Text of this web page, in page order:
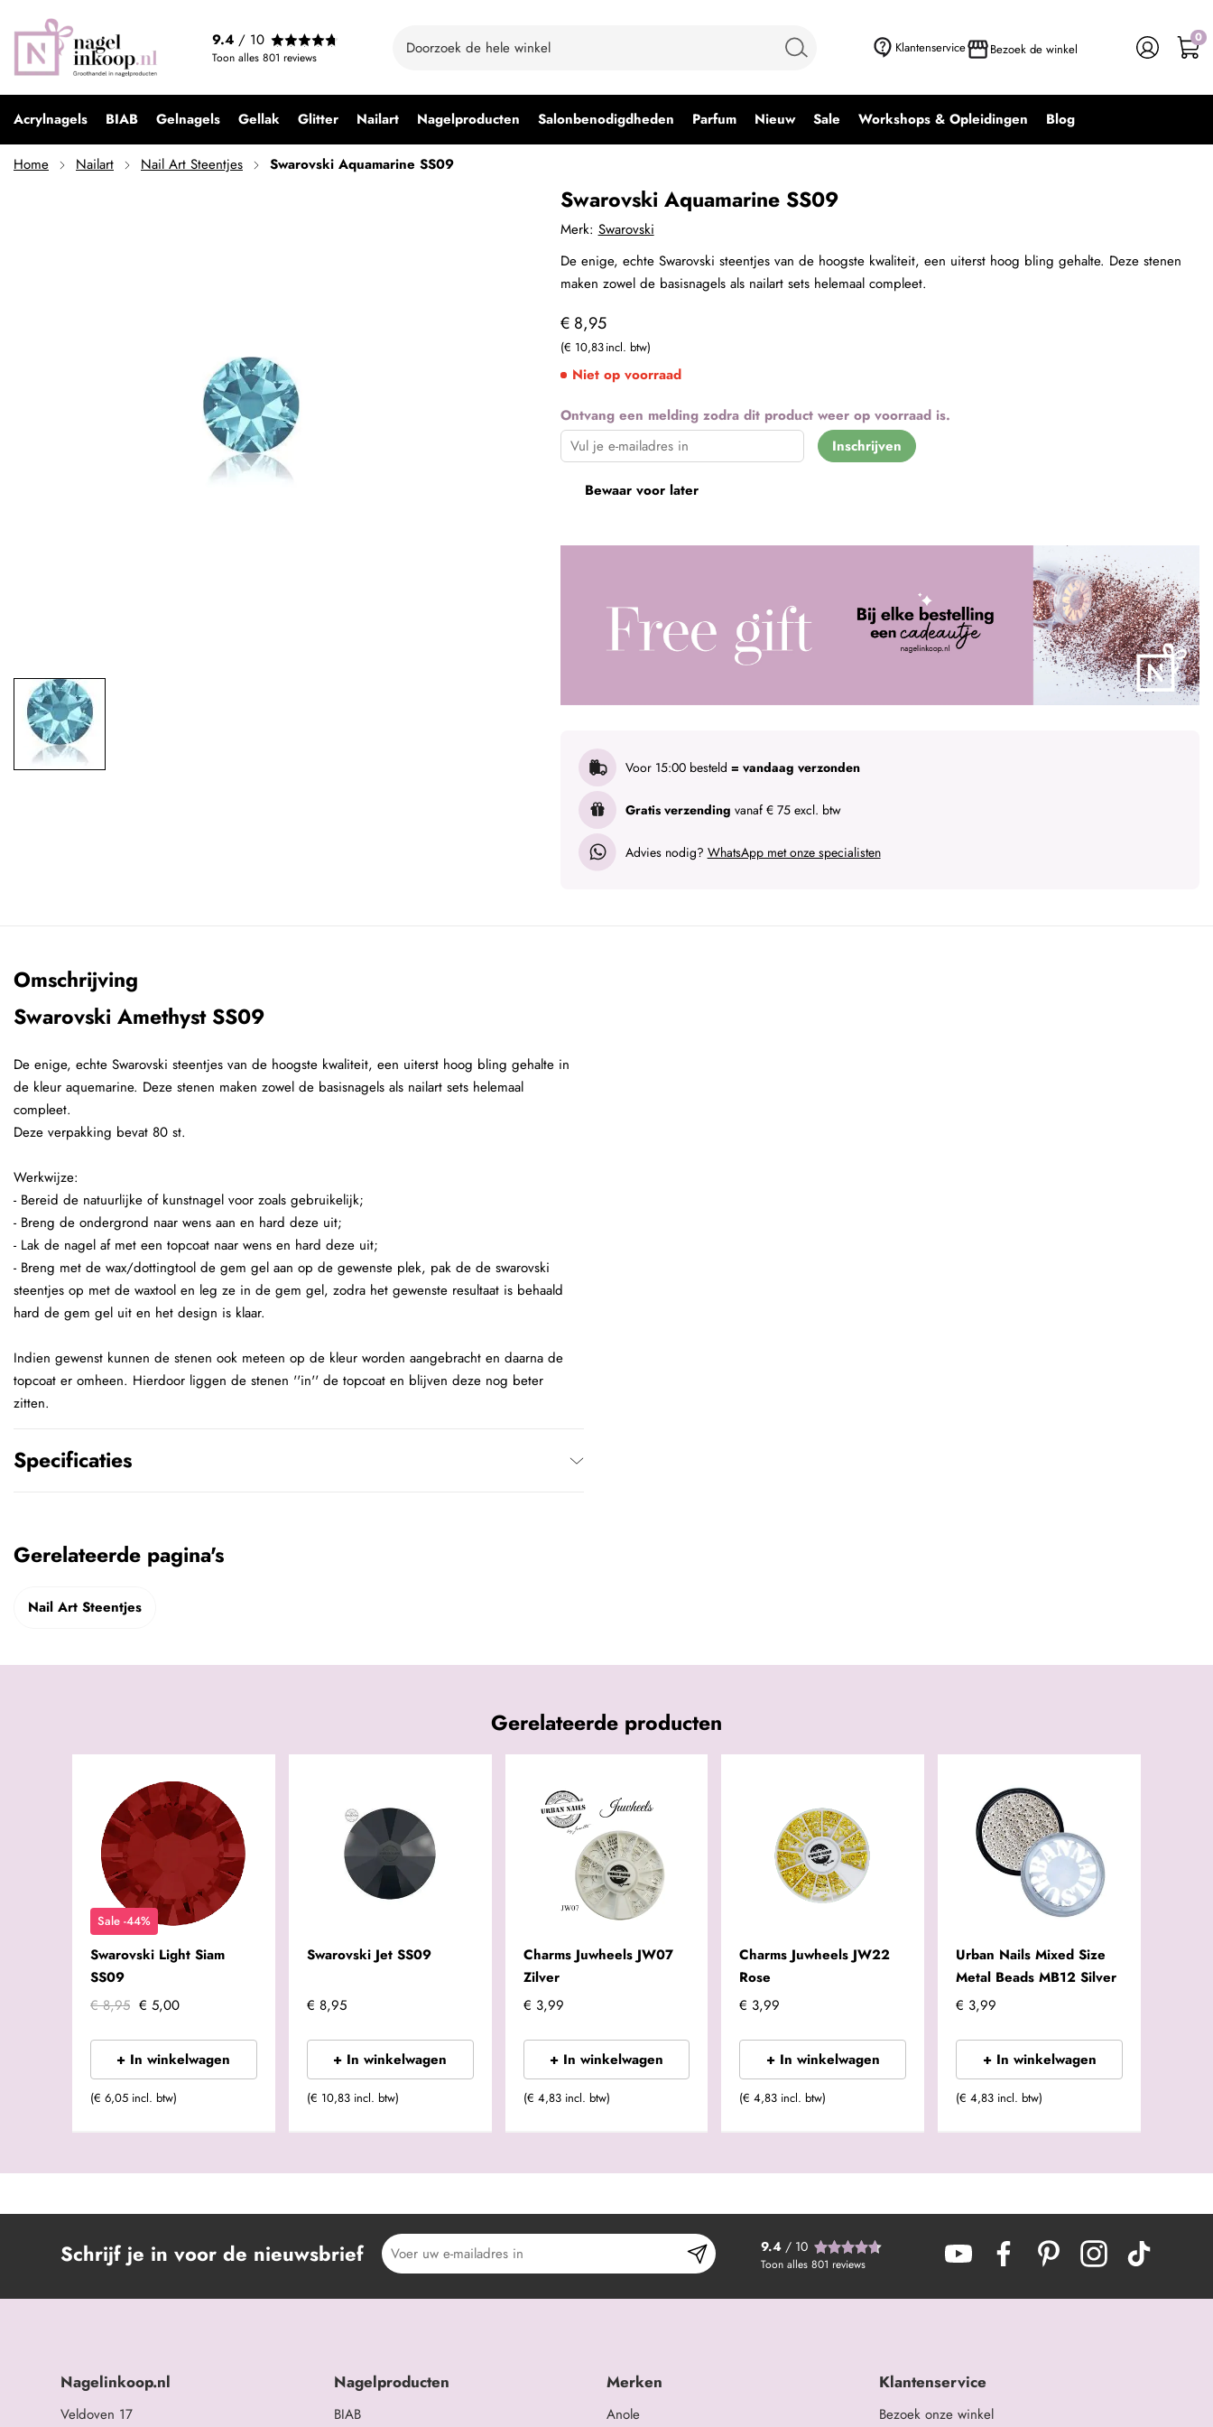
Klantenservice Bezoek de winkel
9.4 / 10
Toon alles 801 reviews
0
Acrylnagels BIAB Gelnagels Gellak Glitter Nailart Nagelproducten Salonbenodigdheden Parfum Nieuw Sale Workshops & Opleidingen Blog
Home Nailart Nail Art Steentjes Swarovski Aquamarine SS09
Swarovski Aquamarine SS09
Ontvang een melding zodra dit product weer op voorraad is.
Inschrijven
€ 8,95
€ 10,83
Bewaar voor later
Merk: Swarovski
Voor 15:00 besteld = vandaag verzonden
Gratis verzending vanaf € 75 excl. btw
Advies nodig? WhatsApp met onze specialisten
Niet op voorraad
De enige, echte Swarovski steentjes van de hoogste kwaliteit, een uiterst hoog bling gehalte. Deze stenen
maken zowel de basisnagels als nailart sets helemaal compleet.
Omschrijving
Swarovski Amethyst SS09
De enige, echte Swarovski steentjes van de hoogste kwaliteit, een uiterst hoog bling gehalte in
de kleur aquemarine. Deze stenen maken zowel de basisnagels als nailart sets helemaal
compleet.
Deze verpakking bevat 80 st.
Werkwijze:
- Bereid de natuurlijke of kunstnagel voor zoals gebruikelijk;
- Breng de ondergrond naar wens aan en hard deze uit;
- Lak de nagel af met een topcoat naar wens en hard deze uit;
- Breng met de wax/dottingtool de gem gel aan op de gewenste plek, pak de de swarovski
steentjes op met de waxtool en leg ze in de gem gel, zodra het gewenste resultaat is behaald
hard de gem gel uit en het design is klaar.
Indien gewenst kunnen de stenen ook meteen op de kleur worden aangebracht en daarna de
topcoat er omheen. Hierdoor liggen de stenen ''in'' de topcoat en blijven deze nog beter
zitten.
Specificaties
Gerelateerde pagina's
Nail Art Steentjes
Gerelateerde producten
Sale -44%
Swarovski Light Siam
SS09
€ 8,95 € 5,00
+ In winkelwagen
(€ 6,05 incl. btw)
Swarovski Jet SS09
€ 8,95
+ In winkelwagen
(€ 10,83 incl. btw)
Charms Juwheels JW07
Zilver
€ 3,99
+ In winkelwagen
(€ 4,83 incl. btw)
Charms Juwheels JW22
Rose
€ 3,99
+ In winkelwagen
(€ 4,83 incl. btw)
Urban Nails Mixed Size
Metal Beads MB12 Silver
€ 3,99
+ In winkelwagen
(€ 4,83 incl. btw)
Schrijf je in voor de nieuwsbrief 9.4/ 10
Toon alles 801 reviews
Nagelinkoop.nl
Veldoven 17
Nagelproducten
BIAB
Merken
Anole
Klantenservice
Bezoek onze winkel